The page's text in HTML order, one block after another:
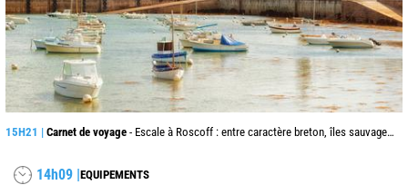
15H21 | Carnet de voyage - Escale à Roscoff : entre caractère breton, îles sauvages et embruns du large
14h09 |EQUIPEMENTS